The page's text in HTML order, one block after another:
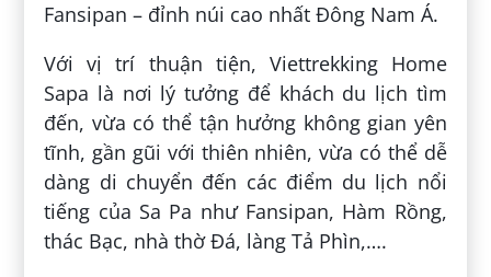
Fansipan – đỉnh núi cao nhất Đông Nam Á.
Với vị trí thuận tiện, Viettrekking Home
Sapa là nơi lý tưởng để khách du lịch tìm
đến, vừa có thể tận hưởng không gian yên
tĩnh, gần gũi với thiên nhiên, vừa có thể dễ
dàng di chuyển đến các điểm du lịch nổi
tiếng của Sa Pa như Fansipan, Hàm Rồng,
thác Bạc, nhà thờ Đá, làng Tả Phìn,….